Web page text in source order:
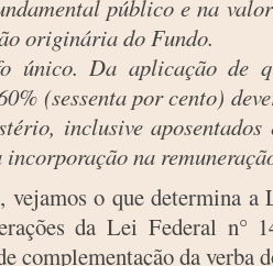
público e na
originária do Fundo.
único. Da aplicação de
(sessenta por cento)
inclusive
incorporação na
vejamos o que determina
da Lei Federal n°
complementação da verba